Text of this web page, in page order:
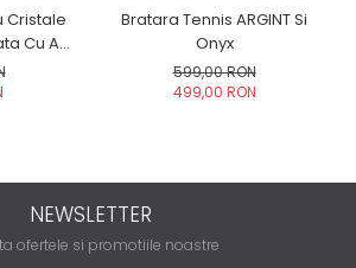
Cristale
Cu Aur
Bratara Tennis ARGINT Si
Onyx
599,00 RON
499,00 RON
NEWSLETTER
ofertele si promotiile noastre